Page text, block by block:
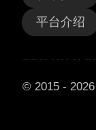
平台介绍
© 2015 -